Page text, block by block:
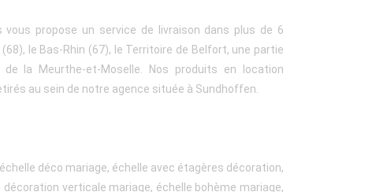
vous propose un service de livraison dans plus de 6
le Bas-Rhin (67), le Territoire de Belfort, une partie
la Meurthe-et-Moselle. Nos produits en location
au sein de notre agence située à Sundhoffen.
déco mariage, échelle avec étagères décoration,
verticale mariage, échelle bohème mariage,